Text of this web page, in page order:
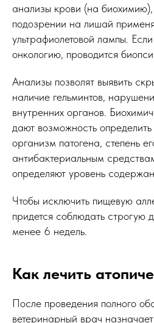
анализы крови (на
подозрении на лишай
ультрафиолетовой лампы.
онкологию, проводится
Анализы позволят выявить
наличие гельминтов,
внутренних органов.
дают возможность
организм патогена, степень
антибактериальным
определяют уровень
Чтобы исключить пищевую
придется соблюдать строгую
менее 6 недель.
Как лечить
После проведения полного
ветеринарный врач